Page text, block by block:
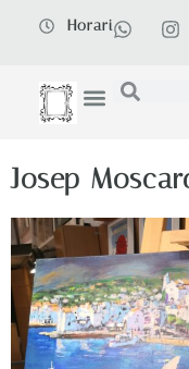
Horari
Josep